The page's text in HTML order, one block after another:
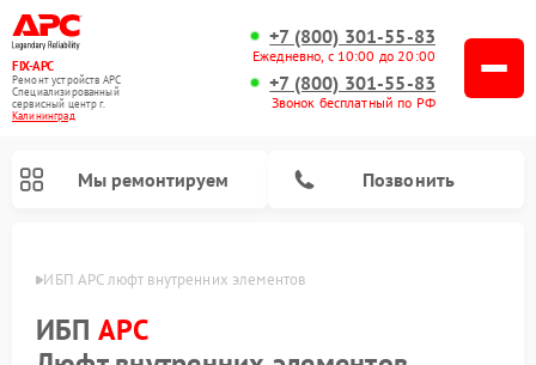
FIX-APC
Ремонт устройств APC
Специализированный
cервисный центр г.
Калининград
+7 (800) 301-55-83
Ежедневно, с 10:00 до 20:00
+7 (800) 301-55-83
Звонок бесплатный по РФ
Мы ремонтируем Позвонить
ИБП APC люфт внутренних элементов
ИБП APC